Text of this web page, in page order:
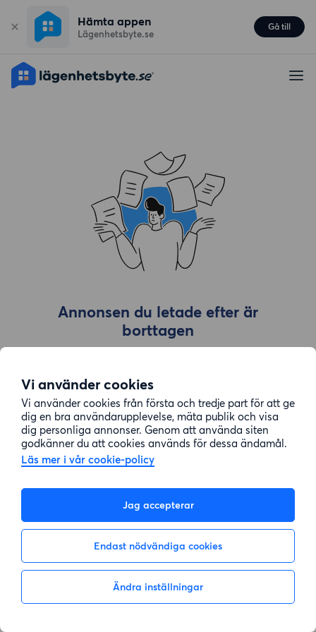
Vi använder cookies
Vi använder cookies från första och tredje part för att ge
dig en bra användarupplevelse, mäta publik och visa
dig personliga annonser. Genom att använda siten
godkänner du att cookies används för dessa ändamål.
Läs mer i vår cookie-policy
Jag accepterar
Endast nödvändiga cookies
Ändra inställningar
Hämta appen
Lägenhetsbyte.se
Gå till
Annonsen du letade efter är
borttagen
Gå till sök